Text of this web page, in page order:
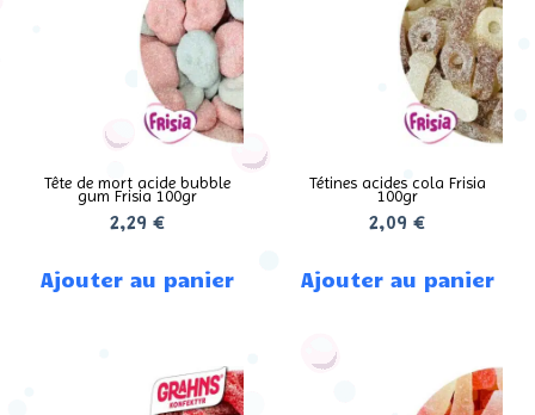
Tête de mort acide bubble
gum Frisia 100gr
2,29€
Ajouter au panier
Tétines acides cola Frisia
100gr
2,09€
Ajouter au panier